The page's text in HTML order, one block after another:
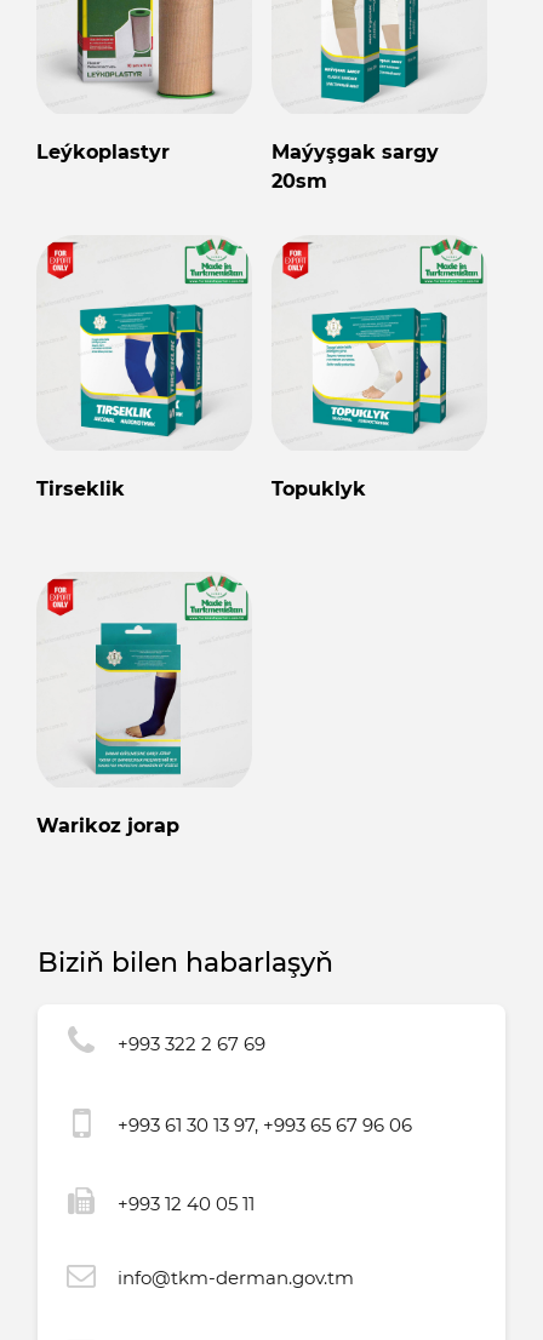
Leýkoplastyr
Maýyşgak sargy
20sm
Tirseklik Topuklyk
Warikoz jorap
Biziň bilen habarlaşyň
+993 322 2 67 69
+993 61 30 13 97, +993 65 67 96 06
+993 12 40 05 11
info@tkm-derman.gov.tm